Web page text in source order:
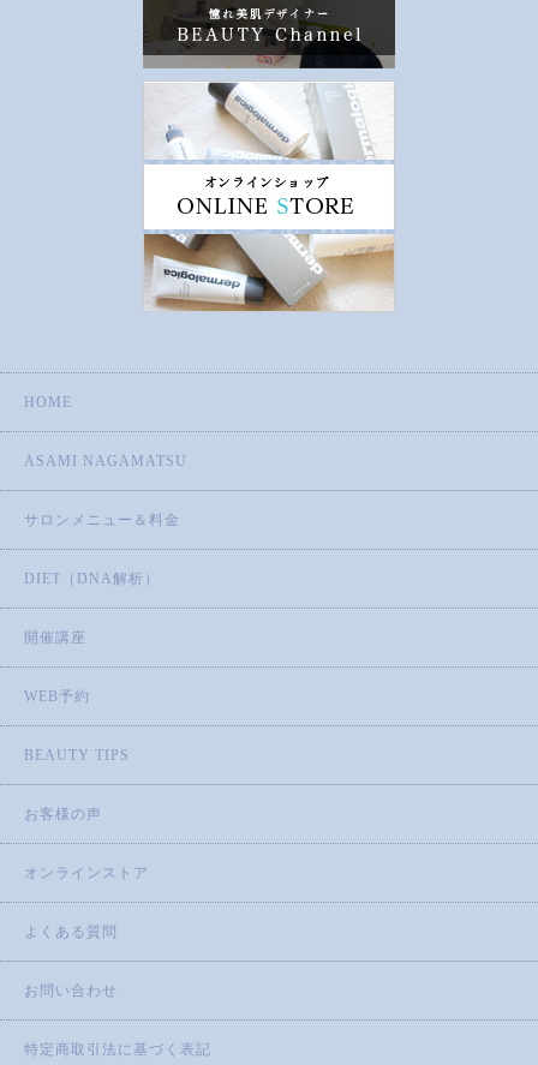
HOME
ASAMI NAGAMATSU
サロンメニュー＆料金
DIET（DNA解析）
開催講座
WEB予約
BEAUTY TIPS
お客様の声
オンラインストア
よくある質問
お問い合わせ
特定商取引法に基づく表記